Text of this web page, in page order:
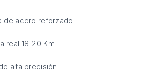
de acero reforzado
real 18-20 Km
alta precisión